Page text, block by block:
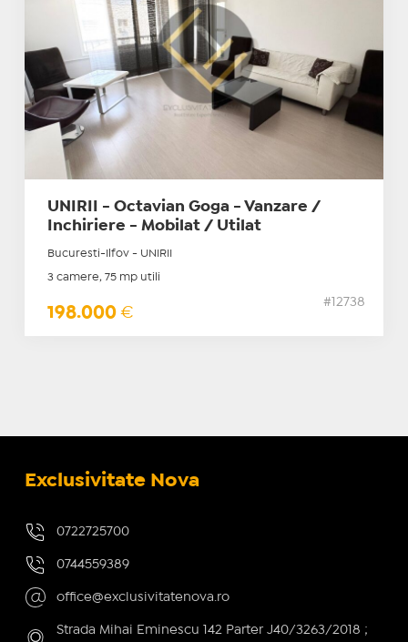
UNIRII - Octavian Goga - Vanzare /
Inchiriere - Mobilat / Utilat
Bucuresti-Ilfov - UNIRII
3 camere, 75 mp utili
198.000 €
#12738
Exclusivitate Nova
0722725700
0744559389
office@exclusivitatenova.ro
Strada Mihai Eminescu 142 Parter J40/3263/2018 ;